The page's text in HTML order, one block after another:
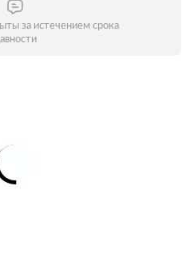
за истечением срока